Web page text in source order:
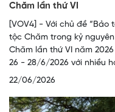
Chăm lần thứ VI
[VOV4] - Với chủ đề
tộc Chăm trong kỷ
Chăm lần thứ VI năm
26 - 28/6/2026 với nhiều
22/06/2026